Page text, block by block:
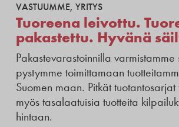
VASTUUMME, YRITYS
Tuoreena leivottu.
pakastettu. Hyvänä
Pakastevarastoinnilla varmistamme
pystymme toimittamaan
Suomen maan. Pitkät
myös tasalaatuisia tuotteita
hintaan.